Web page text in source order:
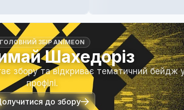
ГОЛОВНИЙ ЗБІР ANIMEON
Шахедоріз
збору та відкриває тематичний бейдж
профілі.
до збору